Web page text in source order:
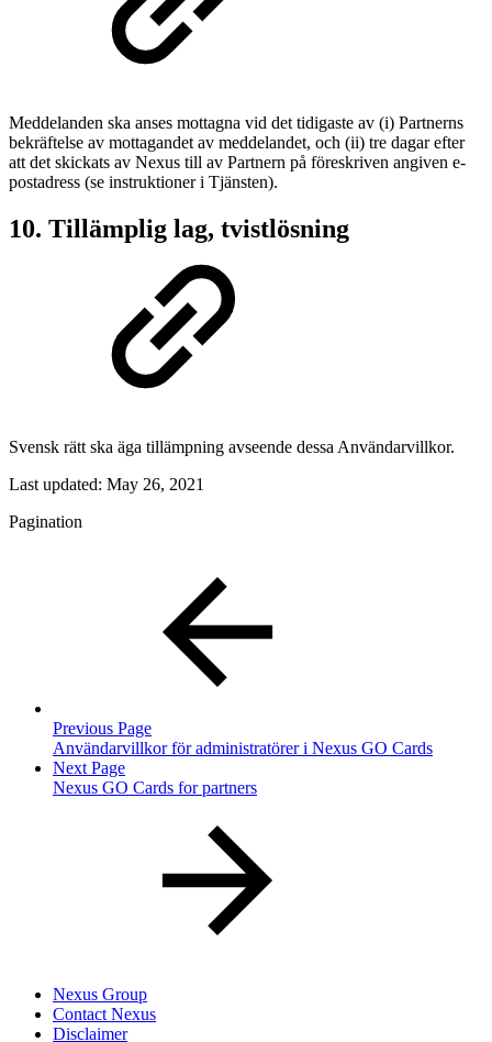
Meddelanden ska anses mottagna vid det tidigaste av (i) Partnerns
bekräftelse av mottagandet av meddelandet, och (ii) tre dagar efter
att det skickats av Nexus till av Partnern på föreskriven angiven e-
postadress (se instruktioner i Tjänsten).
10. Tillämplig lag, tvistlösning
Svensk rätt ska äga tillämpning avseende dessa Användarvillkor.
Last updated: May 26, 2021
Pagination
Previous Page
Användarvillkor för administratörer i Nexus GO Cards
Next Page
Nexus GO Cards for partners
Nexus Group
Contact Nexus
Disclaimer